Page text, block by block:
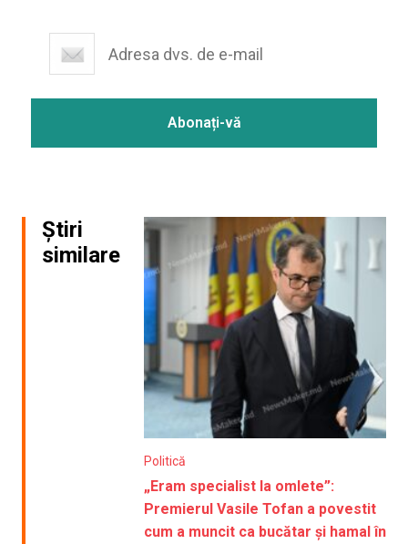
Știri
similare
Politică
„Eram specialist la omlete”:
Premierul Vasile Tofan a povestit
cum a muncit ca bucătar și hamal în